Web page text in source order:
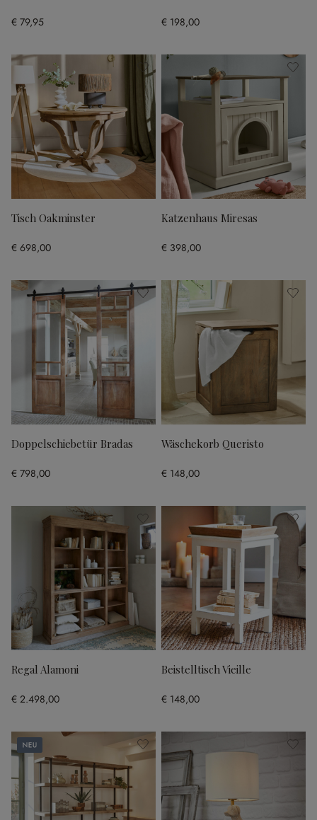
€ 79,95 € 198,00
Tisch Oakminster
€ 698,00
Katzenhaus Miresas
€ 398,00
Doppelschiebetür Bradas
€ 798,00
Wäschekorb Queristo
€ 148,00
Regal Alamoni
€ 2.498,00
Beistelltisch Vieille
€ 148,00
Neu